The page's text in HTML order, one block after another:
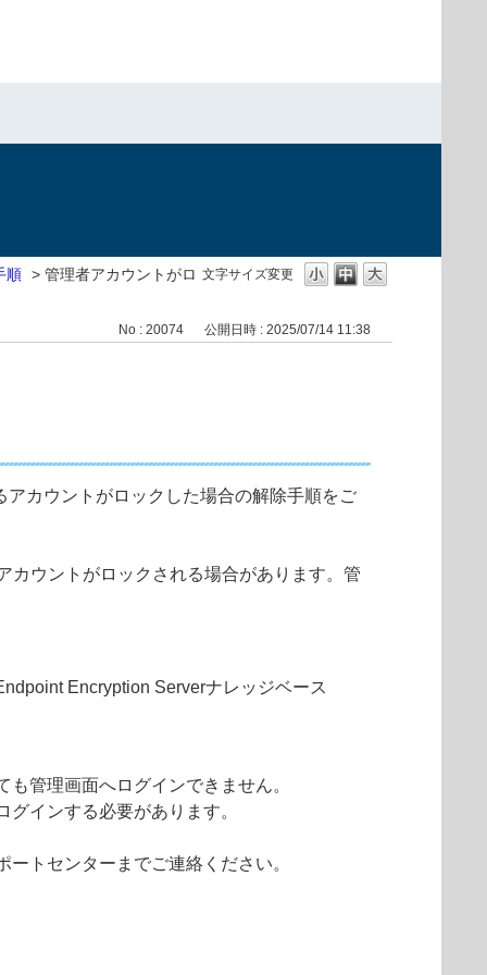
文字サイズ変更
順 > 管理者アカウントがロ
No : 20074 公開日時 : 2025/07/14 11:38
カウントがロックした場合の解除手順をご
カウントがロックされる場合があります。管
Encryption Serverナレッジベース
管理画面へログインできません。
インする必要があります。
トセンターまでご連絡ください。